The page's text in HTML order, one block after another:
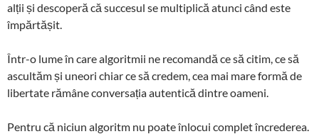
alții și descoperă că succesul se multiplică atunci când este
împărtășit.
Într-o lume în care algoritmii ne recomandă ce să citim, ce să
ascultăm și uneori chiar ce să credem, cea mai mare formă de
libertate rămâne conversația autentică dintre oameni.
Pentru că niciun algoritm nu poate înlocui complet încrederea.